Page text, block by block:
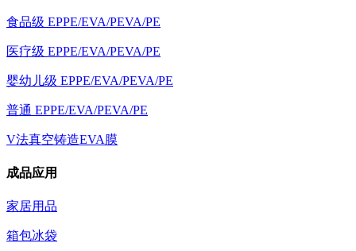
食品级 EPPE/EVA/PEVA/PE
医疗级 EPPE/EVA/PEVA/PE
婴幼儿级 EPPE/EVA/PEVA/PE
普通 EPPE/EVA/PEVA/PE
V法真空铸造EVA膜
成品应用
家居用品
箱包冰袋